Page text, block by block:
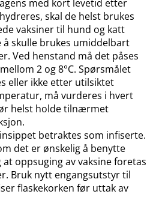
med kort levetid etter
skal de helst brukes
vaksiner til hund og katt
skulle brukes umiddelbart
Ved henstand må det påses
2 og 8°C. Spørsmålet
eller ikke etter utilsiktet
må vurderes i hvert
helst holde tilnærmet
betraktes som infiserte.
det er ønskelig å benytte
oppsuging av vaksine foretas
Bruk nytt engangsutstyr til
flaskekorken før uttak av